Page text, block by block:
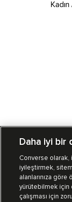
Kadın
Müşteri İlişkileri
Daha iyi bir
Converse
iyileştirmek,
alanlarınıza
yürütebilmek için
çalışması için